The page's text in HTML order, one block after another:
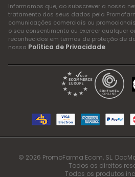
Informamos que, ao subscrever a nossa
tratamento dos seus dados pela
comunicações comerciais ou
o seu consentimento ou exercer qualquer
reconhecidos em termos de proteção de
nossa Política de Privacidade.
© 2026 PromoFarma Ecom, SL.
Todos os direitos
Todos os produtos